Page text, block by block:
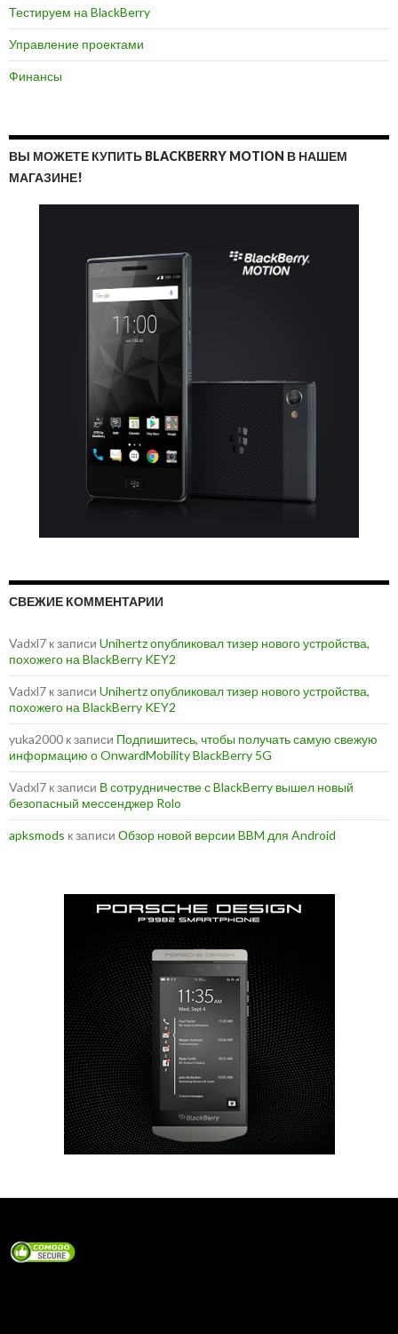
Тестируем на BlackBerry
Управление проектами
Финансы
ВЫ МОЖЕТЕ КУПИТЬ BLACKBERRY MOTION В НАШЕМ
МАГАЗИНЕ!
СВЕЖИЕ КОММЕНТАРИИ
Vadxl7 к записи Unihertz опубликовал тизер нового устройства,
похожего на BlackBerry KEY2
Vadxl7 к записи Unihertz опубликовал тизер нового устройства,
похожего на BlackBerry KEY2
yuka2000 к записи Подпишитесь, чтобы получать самую свежую
информацию о OnwardMobility BlackBerry 5G
Vadxl7 к записи В сотрудничестве с BlackBerry вышел новый
безопасный мессенджер Rolo
apksmods к записи Обзор новой версии BBM для Android